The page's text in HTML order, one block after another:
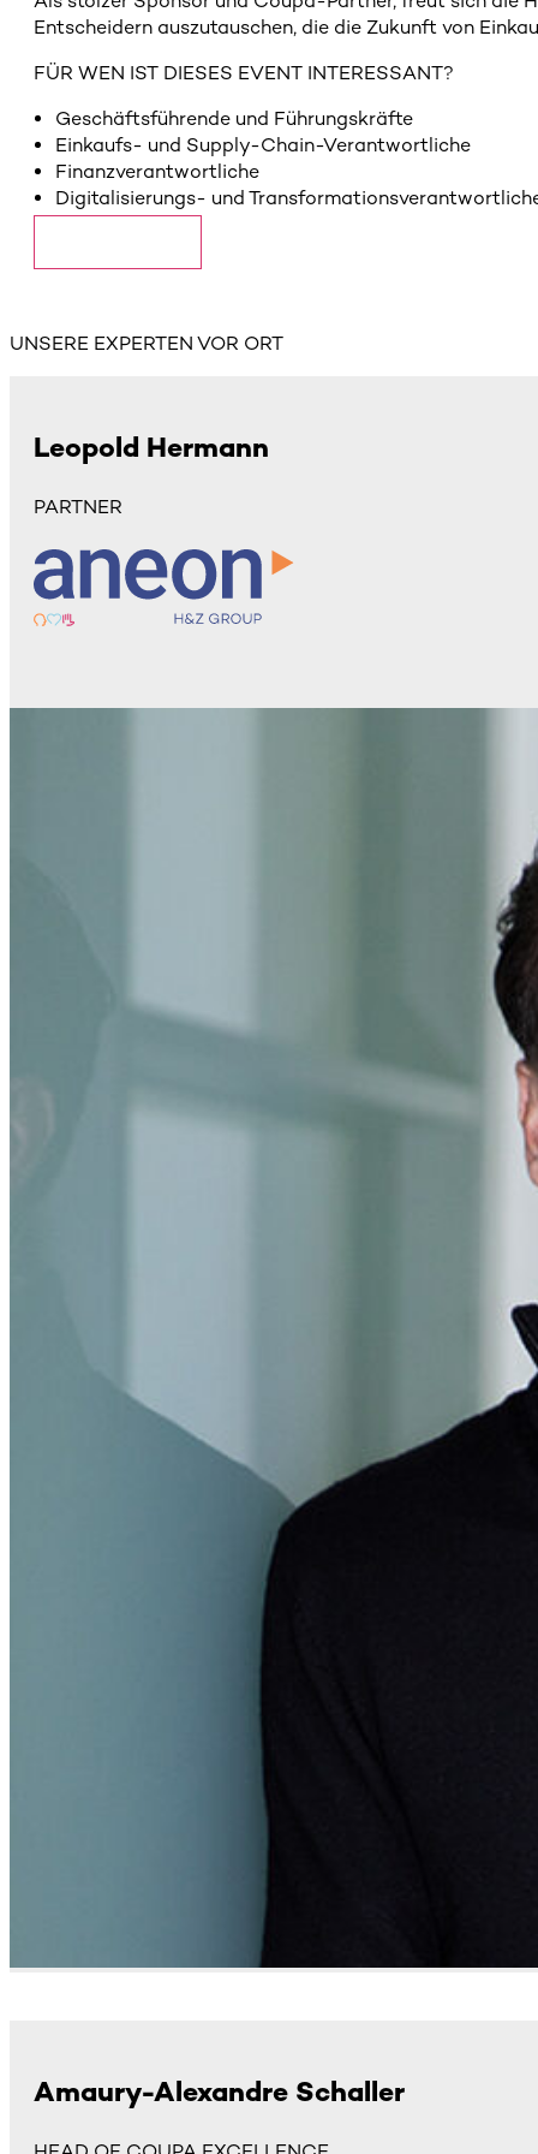
Entscheidern auszutauschen, die die Zukunft von
FÜR WEN IST DIESES EVENT INTERESSANT?
Geschäftsführende und Führungskräfte
Einkaufs- und Supply-Chain-Verantwortliche
Finanzverantwortliche
Digitalisierungs- und
UNSERE EXPERTEN VOR ORT
Leopold Hermann
PARTNER
Amaury-Alexandre Schaller